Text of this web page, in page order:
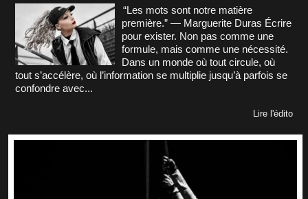
“Les mots sont notre matière
première.” — Marguerite Duras Écrire
pour exister. Non pas comme une
formule, mais comme une nécessité.
Dans un monde où tout circule, où
tout s’accélère, où l’information se multiplie jusqu’à parfois se
confondre avec...
Lire l'édito